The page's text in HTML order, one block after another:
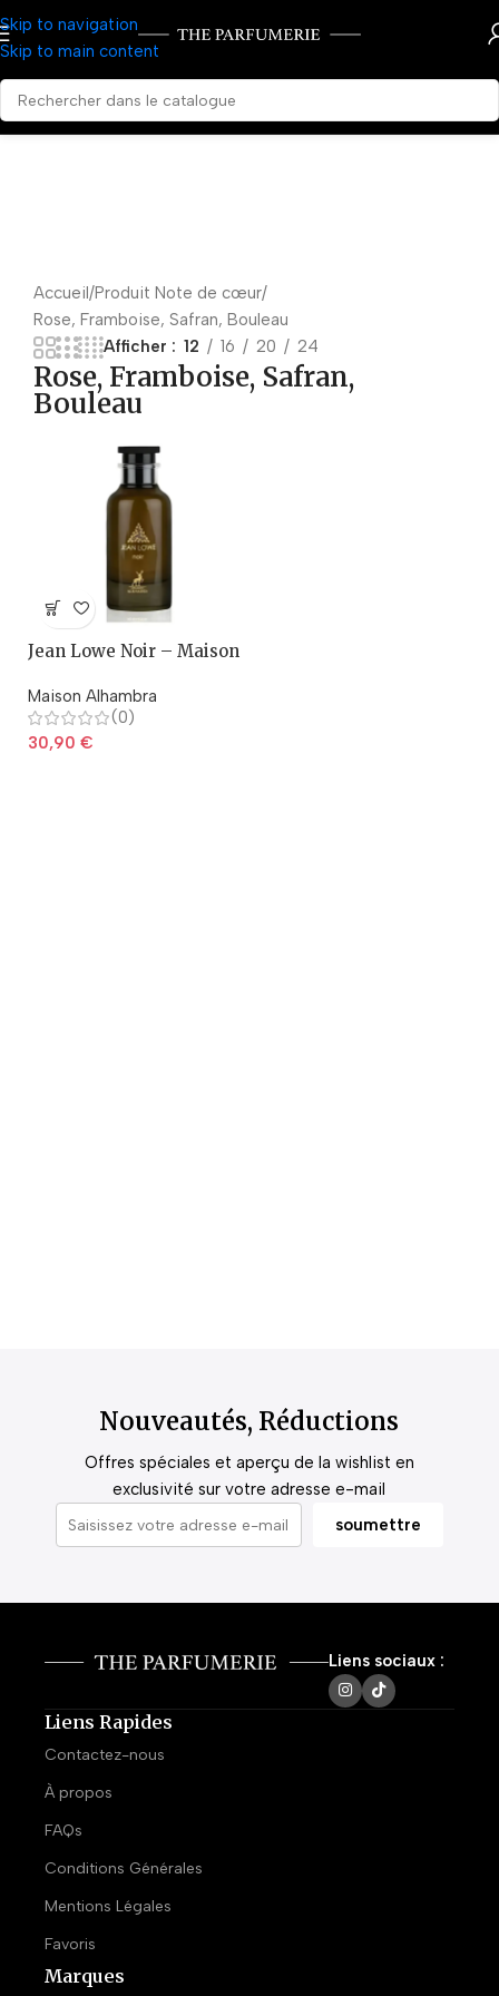
Skip to navigation
Skip to main content
Accueil Produit Note de cœur
Rose, Framboise, Safran, Bouleau
Afficher
12 16 20 24
Rose, Framboise, Safran,
Bouleau
Jean Lowe Noir – Maison
Maison Alhambra
(0)
30,90 €
Nouveautés, Réductions
Offres spéciales et aperçu de la wishlist en
exclusivité sur votre adresse e-mail
Liens sociaux :
Liens Rapides
Contactez-nous
À propos
FAQs
Conditions Générales
Mentions Légales
Favoris
Marques